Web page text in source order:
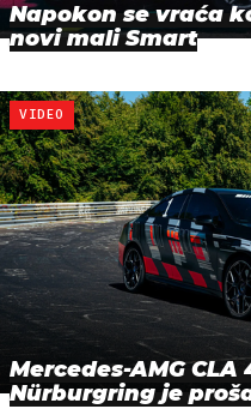
Napokon se vraća
novi mali Smart
VIDEO
Mercedes-AMG
Nürburgring je